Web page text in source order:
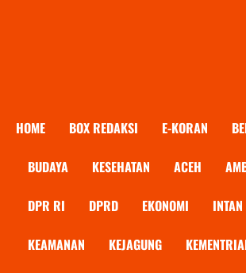
HOME BOX REDAKSI E-KORAN
BUDAYA KESEHATAN ACEH
DPR RI DPRD EKONOMI
KEAMANAN KEJAGUNG